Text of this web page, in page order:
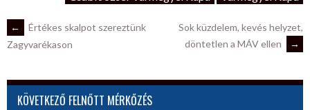
POST
NAVIGATION
←
Értékes skalpot szereztünk
Zagyvarékason
Sok küzdelem, kevés helyzet,
döntetlen a MÁV ellen
→
KÖVETKEZŐ FELNŐTT MÉRKŐZÉS